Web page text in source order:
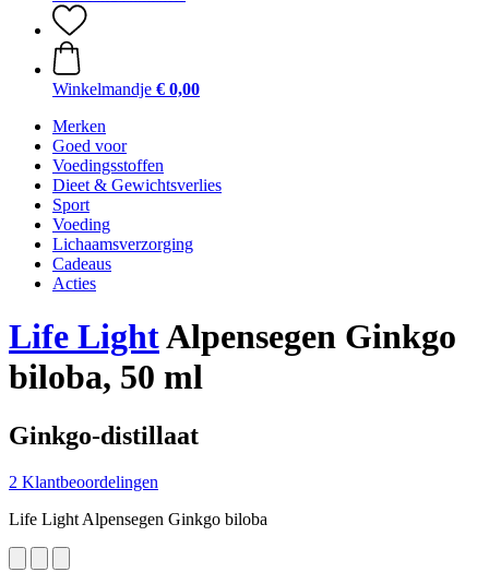
Winkelmandje € 0,00
Merken
Goed voor
Voedingsstoffen
Dieet & Gewichtsverlies
Sport
Voeding
Lichaamsverzorging
Cadeaus
Acties
Life LightAlpensegen Ginkgo
biloba, 50 ml
Ginkgo-distillaat
2 Klantbeoordelingen
Life Light Alpensegen Ginkgo biloba